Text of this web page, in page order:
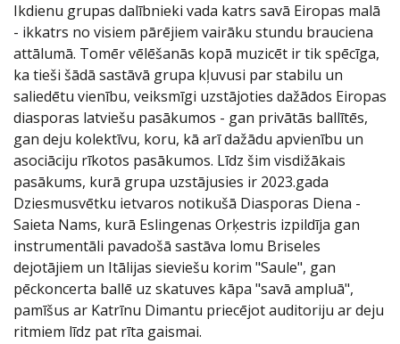
Ikdienu grupas dalībnieki vada katrs savā Eiropas malā
- ikkatrs no visiem pārējiem vairāku stundu brauciena
attālumā. Tomēr vēlēšanās kopā muzicēt ir tik spēcīga,
ka tieši šādā sastāvā grupa kļuvusi par stabilu un
saliedētu vienību, veiksmīgi uzstājoties dažādos Eiropas
diasporas latviešu pasākumos - gan privātās ballītēs,
gan deju kolektīvu, koru, kā arī dažādu apvienību un
asociāciju rīkotos pasākumos. Līdz šim visdižākais
pasākums, kurā grupa uzstājusies ir 2023.gada
Dziesmusvētku ietvaros notikušā Diasporas Diena -
Saieta Nams, kurā Eslingenas Orķestris izpildīja gan
instrumentāli pavadošā sastāva lomu Briseles
dejotājiem un Itālijas sieviešu korim "Saule", gan
pēckoncerta ballē uz skatuves kāpa "savā ampluā",
pamīšus ar Katrīnu Dimantu priecējot auditoriju ar deju
ritmiem līdz pat rīta gaismai.